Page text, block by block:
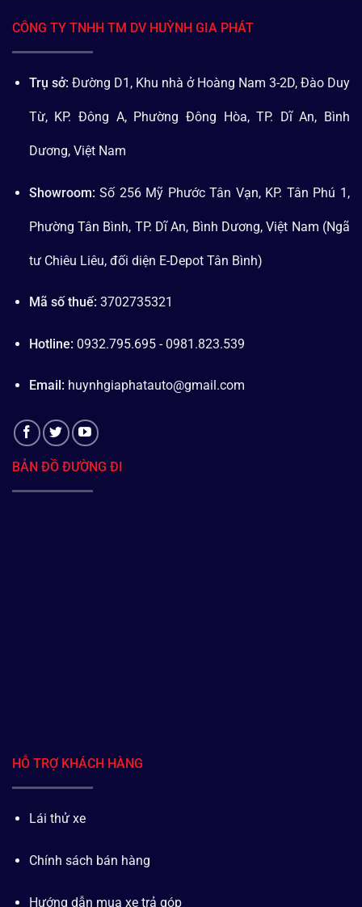
CÔNG TY TNHH TM DV HUỲNH GIA PHÁT
Trụ sở: Đường D1, Khu nhà ở Hoàng Nam 3-2D, Đào Duy
Từ, KP. Đông A, Phường Đông Hòa, TP. Dĩ An, Bình
Dương, Việt Nam
Showroom: Số 256 Mỹ Phước Tân Vạn, KP. Tân Phú 1,
Phường Tân Bình, TP. Dĩ An, Bình Dương, Việt Nam (Ngã
tư Chiêu Liêu, đối diện E-Depot Tân Bình)
Mã số thuế: 3702735321
Hotline: 0932.795.695 - 0981.823.539
Email: huynhgiaphatauto@gmail.com
BẢN ĐỒ ĐƯỜNG ĐI
HỖ TRỢ KHÁCH HÀNG
Lái thử xe
Chính sách bán hàng
Hướng dẫn mua xe trả góp